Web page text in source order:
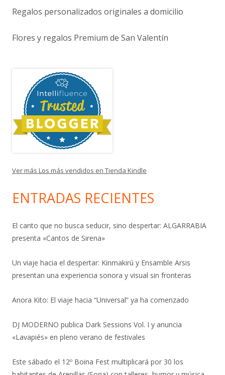
Regalos personalizados originales a domicilio
Flores y regalos Premium de San Valentín
Ver más Los más vendidos en Tienda Kindle
ENTRADAS RECIENTES
El canto que no busca seducir, sino despertar: ALGARRABIA
presenta «Cantos de Sirena»
Un viaje hacia el despertar: Kinmakirú y Ensamble Arsis
presentan una experiencia sonora y visual sin fronteras
Anora Kito: El viaje hacia “Universal” ya ha comenzado
DJ MODERNO publica Dark Sessions Vol. I y anuncia
«Lavapiés» en pleno verano de festivales
Este sábado el 12º Boina Fest multiplicará por 30 los